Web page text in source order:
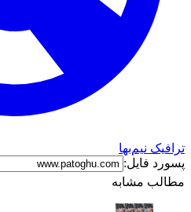
نیم‌بها
فایل:
مشابه